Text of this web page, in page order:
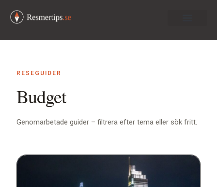
RESEGUIDER
Budget
Genomarbetade guider – filtrera efter tema eller sök fritt.